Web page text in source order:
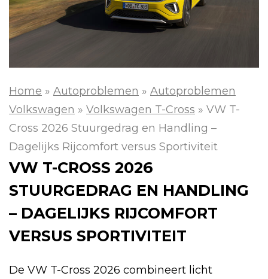
Home » Autoproblemen » Autoproblemen
Volkswagen » Volkswagen T-Cross » VW T-
Cross 2026 Stuurgedrag en Handling –
Dagelijks Rijcomfort versus Sportiviteit
VW T-CROSS 2026
STUURGEDRAG EN HANDLING
– DAGELIJKS RIJCOMFORT
VERSUS SPORTIVITEIT
De VW T-Cross 2026 combineert licht